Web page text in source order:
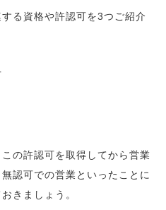
る資格や許認可を3つご紹介
の許認可を取得してから営業
認可での営業といったことに
きましょう。